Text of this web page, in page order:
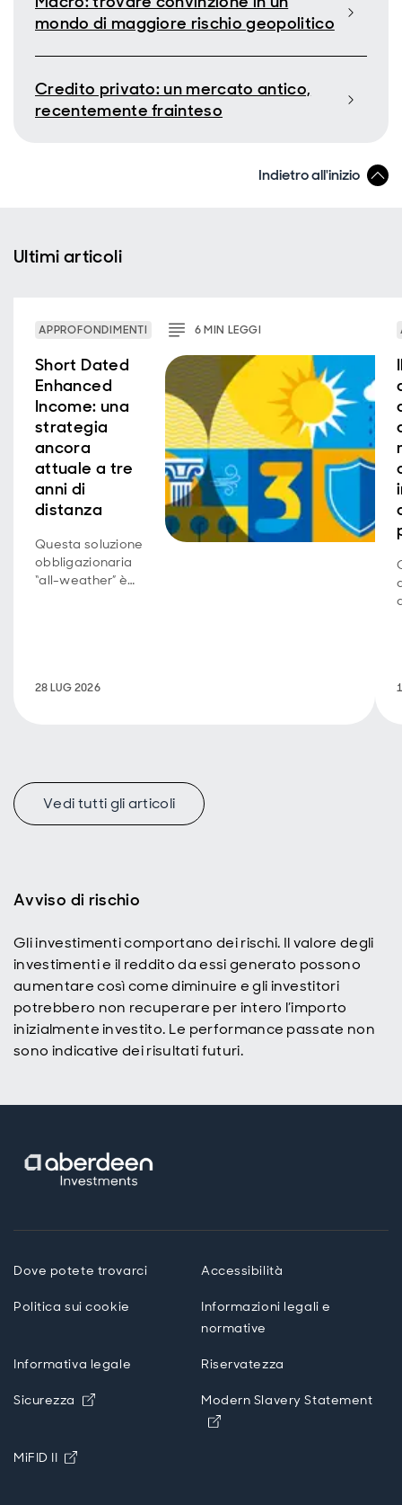
mondo di maggiore rischio geopolitico
Credito privato: un mercato antico,
recentemente frainteso
Indietro all'inizio
Ultimi articoli
APPROFONDIMENTI 6MIN LEGGI
Short Dated
Enhanced
Income: una
strategia
ancora
attuale a tre
anni di
distanza
Questa soluzione
obbligazionaria
“all-weather” è
28 LUG 2026
Vedi tutti gli articoli
Avviso di rischio
Gli investimenti comportano dei rischi. Il valore degli
investimenti e il reddito da essi generato possono
aumentare così come diminuire e gli investitori
potrebbero non recuperare per intero l’importo
inizialmente investito. Le performance passate non
sono indicative dei risultati futuri.
Dove potete trovarci Accessibilità
Politica sui cookie
Informazioni legali e
normative
Informativa legale Riservatezza
Sicurezza Opens in new windowModern Slavery Statement
Opens in new window
MiFID II Opens in new window